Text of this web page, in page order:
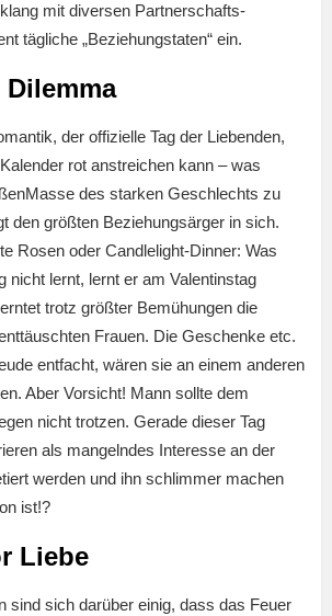
mit diversen Partnerschafts-
tägliche „Beziehungstaten“ ein.
der offizielle Tag der Liebenden,
rot anstreichen kann – was
des starken Geschlechts zu
den größten Beziehungsärger in sich.
Rosen oder Candlelight-Dinner: Was
nicht lernt, lernt er am Valentinstag
trotz größter Bemühungen die
Frauen. Die Geschenke etc.
entfacht, wären sie an einem anderen
Aber Vorsicht! Mann sollte dem
nicht trotzen. Gerade dieser Tag
als mangelndes Interesse an der
werden und ihn schlimmer machen
ist!?
Liebe
sind sich darüber einig, dass das Feuer